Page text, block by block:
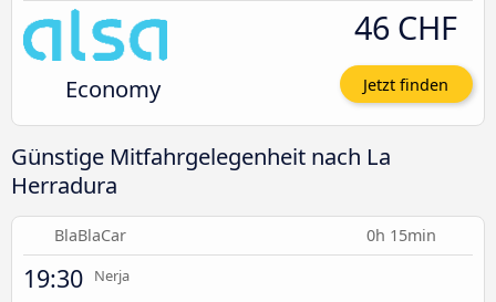
Economy
46 CHF
Jetzt finden
Günstige Mitfahrgelegenheit nach La
Herradura
BlaBlaCar 0h 15min
19:30 Nerja